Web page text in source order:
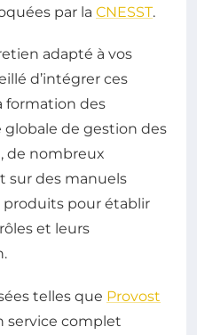
par la CNESST.
adapté à vos
d’intégrer ces
formation des
de gestion des
de nombreux
sur des manuels
pour établir
et leurs
telles que Provost
service complet